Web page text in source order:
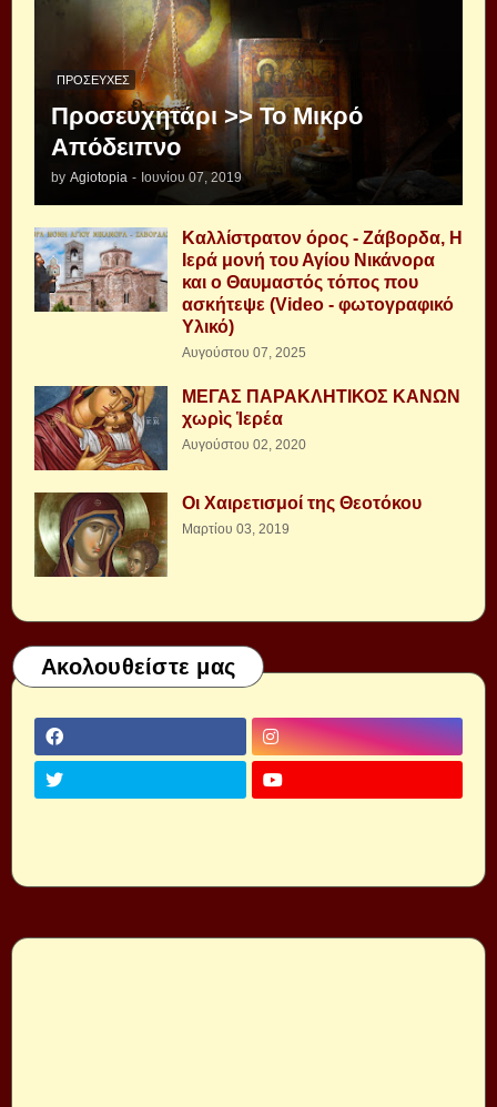
ΠΡΟΣΕΥΧΈΣ
Προσευχητάρι >> Το Μικρό
Απόδειπνο
by Agiotopia - Ιουνίου 07, 2019
Καλλίστρατον όρος - Ζάβορδα, Η
Ιερά μονή του Αγίου Νικάνορα
και ο Θαυμαστός τόπος που
ασκήτεψε (Video - φωτογραφικό
Υλικό)
Αυγούστου 07, 2025
ΜΕΓΑΣ ΠΑΡΑΚΛΗΤΙΚΟΣ ΚΑΝΩΝ
χωρὶς Ἱερέα
Αυγούστου 02, 2020
Οι Χαιρετισμοί της Θεοτόκου
Μαρτίου 03, 2019
Ακολουθείστε μας